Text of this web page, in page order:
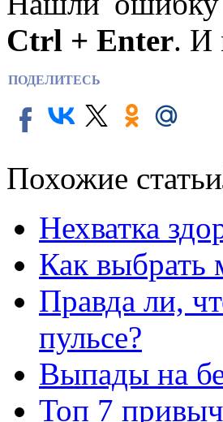
Ctrl + Enter. И
ПОДЕЛИТЕСЬ
Похожие статьи
Нехватка
Как выбрать
Правда ли,
пульсе?
Выпады на
Топ 7